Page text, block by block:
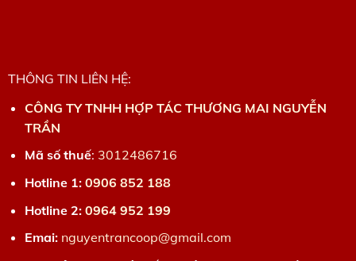
THÔNG TIN LIÊN HỆ:
CÔNG TY TNHH HỢP TÁC THƯƠNG MAI NGUYỄN
TRẦN
Mã số thuế: 3012486716
Hotline 1: 0906 852 188
Hotline 2: 0964 952 199
Emai: nguyentrancoop@gmail.com